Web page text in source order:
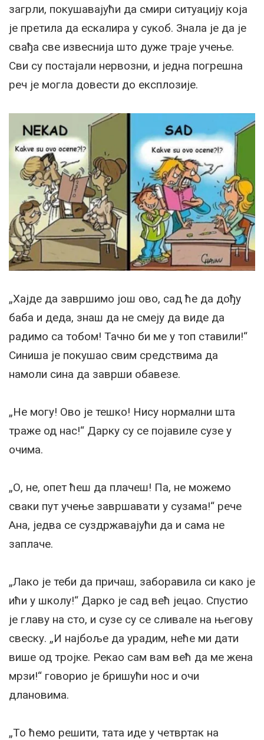
загрли, покушавајући да смири ситуацију која
је претила да ескалира у сукоб. Знала је да је
свађа све извеснија што дуже траје учење.
Сви су постајали нервозни, и једна погрешна
реч је могла довести до експлозије.
„Хајде да завршимо још ово, сад ће да дођу
баба и деда, знаш да не смеју да виде да
радимо са тобом! Тачно би ме у топ ставили!“
Синиша је покушао свим средствима да
намоли сина да заврши обавезе.
„Не могу! Ово је тешко! Нису нормални шта
траже од нас!“ Дарку су се појавиле сузе у
очима.
„О, не, опет ћеш да плачеш! Па, не можемо
сваки пут учење завршавати у сузама!“ рече
Ана, једва се суздржавајући да и сама не
заплаче.
„Лако је теби да причаш, заборавила си како је
ићи у школу!“ Дарко је сад већ јецао. Спустио
је главу на сто, и сузе су се сливале на његову
свеску. „И најбоље да урадим, неће ми дати
више од тројке. Рекао сам вам већ да ме жена
мрзи!“ говорио је бришући нос и очи
длановима.
„То ћемо решити, тата иде у четвртак на